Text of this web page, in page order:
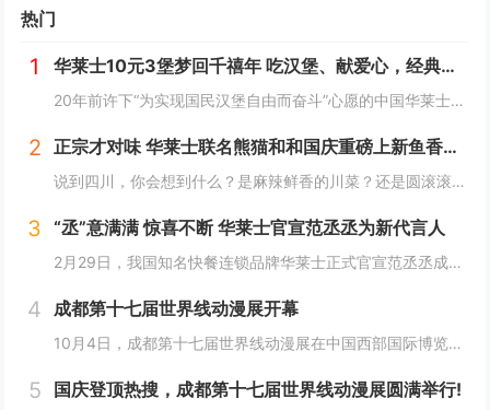
热门
1 华莱士10元3堡梦回千禧年 吃汉堡、献爱心，经典好滋味回馈社会
20年前许下“为实现国民汉堡自由而奋斗”心愿的中国华莱士可能没有想到，2024年华莱士汉堡价格居然“卷”出了首店开业的价格！9月1日，“2024华华汉堡节”正式开启，而此次汉堡节，华莱士也是下了“血本”来回馈「华门信徒」，10块钱就能吃到3...
2 正宗才对味 华莱士联名熊猫和和国庆重磅上新鱼香肉丝鸡腿堡
说到四川，你会想到什么？是麻辣鲜香的川菜？还是圆滚滚可爱的国宝“胖达”？华莱士寻味中国系列终于来到了川蜀之地，与央视动漫熊猫和和联名，9月20日重磅上新华莱士川蜀鱼香肉丝风味鸡腿堡，从舌尖出发，探寻川蜀美食的“灵魂”。中国华莱士一直秉承着传...
3 “丞”意满满 惊喜不断 华莱士官宣范丞丞为新代言人
2月29日，我国知名快餐连锁品牌华莱士正式官宣范丞丞成为中国华莱士的品牌代言人。配合官宣，华莱士携手范丞丞发布了全新的品牌TVC，还为范丞丞的粉丝们量身定制了“丞意满满”的惊喜，与范丞丞共同开启创意十足的“春日之旅”。“丞”至金开，共掀美食...
4 成都第十七届世界线动漫展开幕
10月4日，成都第十七届世界线动漫展在中国西部国际博览城开幕。本届展会以“逐浪追风，记秋航行”为主题，涵盖品牌展商互动、主题游戏体验、沉浸主题摄影、声优大赛、电竞比赛、嘉宾签售、主题巡游和IP周边销售等核心内容。展会服务继续升级！成都第十七...
5 国庆登顶热搜，成都第十七届世界线动漫展圆满举行!